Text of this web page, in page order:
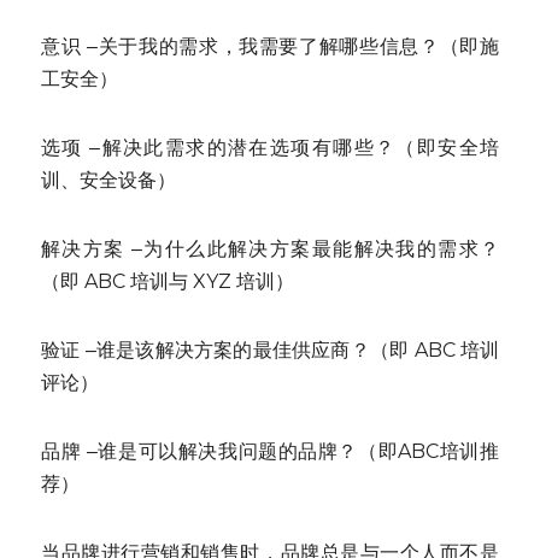
意识 ‒关于我的需求，我需要了解哪些信息？（即施
工安全）
选项 ‒解决此需求的潜在选项有哪些？（即安全培
训、安全设备）
解决方案 ‒为什么此解决方案最能解决我的需求？
（即 ABC 培训与 XYZ 培训）
验证 ‒谁是该解决方案的最佳供应商？（即 ABC 培训
评论）
品牌 ‒谁是可以解决我问题的品牌？（即ABC培训推
荐）
当品牌进行营销和销售时，品牌总是与一个人而不是